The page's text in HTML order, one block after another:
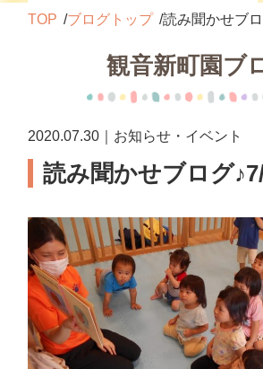
TOP ブログトップ 読み聞かせブ
観音新町園ブ
2020.07.30｜お知らせ・イベント
読み聞かせブログ